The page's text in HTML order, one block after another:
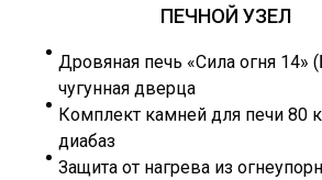
ПЕЧНОЙ УЗЕЛ
Дровяная печь «Сила огня 14»
чугунная дверца
Комплект камней для печи 80
диабаз
Защита от нагрева из